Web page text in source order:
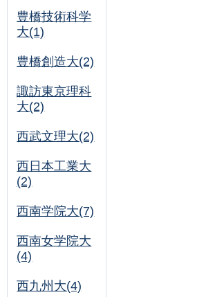
豊橋技術科学
大(1)
豊橋創造大(2)
諏訪東京理科
大(2)
西武文理大(2)
西日本工業大
(2)
西南学院大(7)
西南女学院大
(4)
西九州大(4)